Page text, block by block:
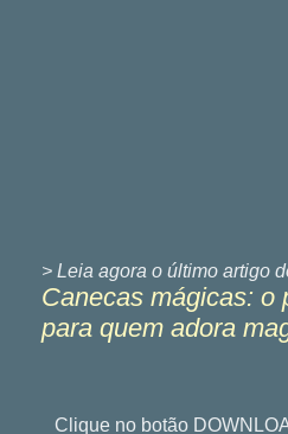
> Leia agora o último artigo
Canecas mágicas: o
para quem adora
Clique no botão